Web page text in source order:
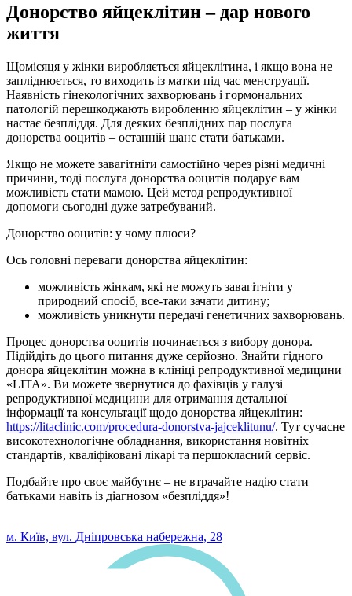
Донорство яйцеклітин – дар нового
життя
Щомісяця у жінки виробляється яйцеклітина, і якщо вона не
запліднюється, то виходить із матки під час менструації.
Наявність гінекологічних захворювань і гормональних
патологій перешкоджають виробленню яйцеклітин – у жінки
настає безпліддя. Для деяких безплідних пар послуга
донорства ооцитів – останній шанс стати батьками.
Якщо не можете завагітніти самостійно через різні медичні
причини, тоді послуга донорства ооцитів подарує вам
можливість стати мамою. Цей метод репродуктивної
допомоги сьогодні дуже затребуваний.
Донорство ооцитів: у чому плюси?
Ось головні переваги донорства яйцеклітин:
можливість жінкам, які не можуть завагітніти у
природний спосіб, все-таки зачати дитину;
можливість уникнути передачі генетичних захворювань.
Процес донорства ооцитів починається з вибору донора.
Підійдіть до цього питання дуже серйозно. Знайти гідного
донора яйцеклітин можна в клініці репродуктивної медицини
«LITA». Ви можете звернутися до фахівців у галузі
репродуктивної медицини для отримання детальної
інформації та консультації щодо донорства яйцеклітин:
https://litaclinic.com/procedura-donorstva-jajceklitunu/. Тут сучасне
високотехнологічне обладнання, використання новітніх
стандартів, кваліфіковані лікарі та першокласний сервіс.
Подбайте про своє майбутнє – не втрачайте надію стати
батьками навіть із діагнозом «безпліддя»!
м. Київ, вул. Дніпровська набережна, 28